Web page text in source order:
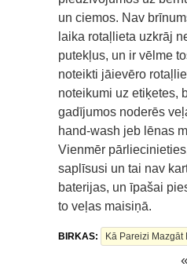
un ciemos. Nav
laika rotaļlieta uzkrāj
putekļus, un ir vēlme
noteikti jāievēro
noteikumi uz etiķetes,
gadījumos noderēs
hand-wash jeb lēnas
Vienmēr
saplīsusi un tai nav
baterijas, un īpašai
to veļas maisiņā.
BIRKAS: Kā Pareizi Mazgāt
«